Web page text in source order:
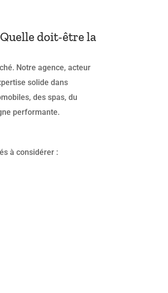
doit-être la
Notre agence, acteur
solide dans
des spas, du
performante.
à considérer :